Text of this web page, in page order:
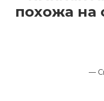
похожа на
—